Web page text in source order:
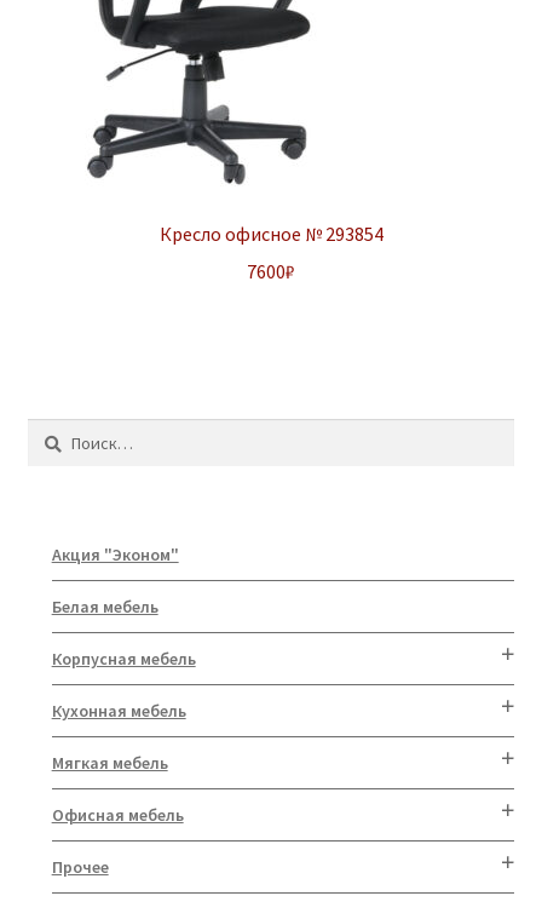
Кресло офисное № 293854
7600₽
Найти:
Акция "Эконом"
Белая мебель
Корпусная мебель
Кухонная мебель
Мягкая мебель
Офисная мебель
Прочее